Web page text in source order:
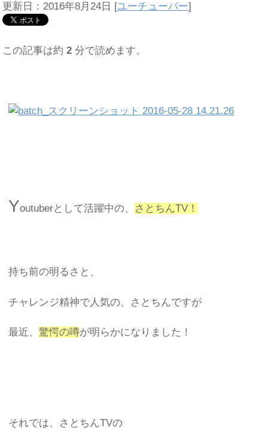
更新日：2016年8月24日 [ユーチューバー]
この記事は約2 分で読めます。
Youtuberとして活躍中の、 さとちんTV！
持ち前の明るさと、
チャレンジ精神で人気の、さとちんですが
最近、驚愕の噂が明らかになりました！
それでは、さとちんTVの